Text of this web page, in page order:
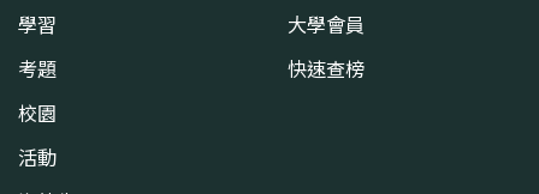
學習
考題
校園
活動
大學會員
快速查榜